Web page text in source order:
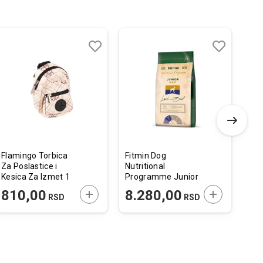
KORPU
Flamingo Torbica
Za Poslastice i
Kesica Za Izmet 1
8x5x12cm
810,00 RSD DODAJTE U KORPU
Fitmin Dog
Nutritional
Programme Junior
Govedinom 12kg
8.280,00 RSD DODAJTE U